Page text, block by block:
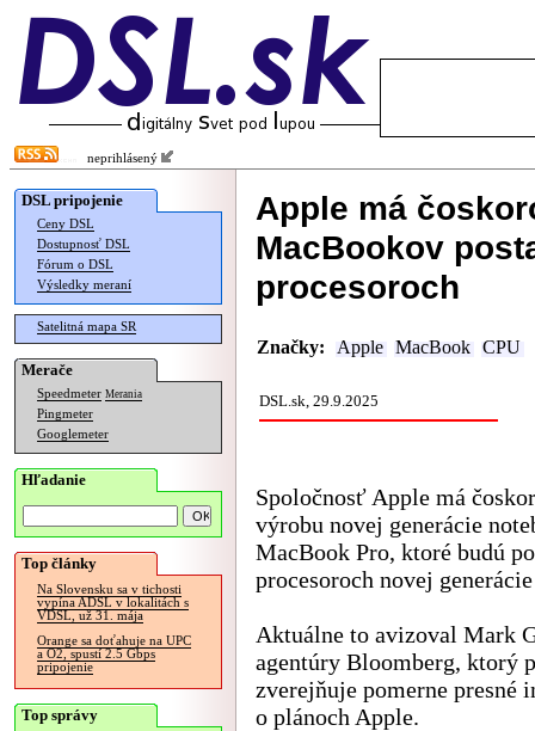
neprihlásený
DSL pripojenie
Ceny DSL
Dostupnosť DSL
Fórum o DSL
Výsledky meraní
Satelitná mapa SR
Merače
Speedmeter Merania
Pingmeter
Googlemeter
Hľadanie
Top články
Na Slovensku sa v tichosti
vypína ADSL v lokalitách s
VDSL, už 31. mája
Orange sa doťahuje na UPC
a O2, spustí 2.5 Gbps
pripojenie
Top správy
Apple má
MacBookov
procesoroch
Značky: Apple MacBook CPU
DSL.sk, 29.9.2025
Spoločnosť Apple má
výrobu novej generácie
MacBook Pro, ktoré budú
procesoroch novej
Aktuálne to avizoval Mark
agentúry Bloomberg, ktorý
zverejňuje pomerne presné
o plánoch Apple.